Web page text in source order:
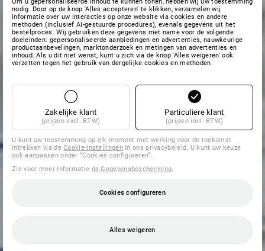
nodig. Door op de knop 'Alles accepteren' te klikken, verzamelen wij
informatie over uw interacties op onze website via cookies en andere
methoden (inclusief AI-gestuurde procedures), evenals gegevens uit het
bestelproces. Wij gebruiken deze gegevens met name voor de volgende
doeleinden: gepersonaliseerde aanbiedingen en advertenties, nauwkeurige
productaanbevelingen, marktonderzoek en metingen van advertenties en
inhoud. Als u dit niet wenst, kunt u zich via de knop 'Alles weigeren' ook
verzetten tegen het gebruik van dergelijke cookies en methoden.
Zakelijke klant
(prijzen excl. BTW)
Particuliere klant
(prijzen incl. BTW)
U kunt uw toestemming op elk moment met werking voor de toekomst
intrekken via deCookie-instellingenin ons privacybeleid. U kunt uw keuze
ook aanpassen onder “Cookies configureren”.
Zie voor meer informatie de Gegevensbescherming
Cookies configureren
Alles weigeren